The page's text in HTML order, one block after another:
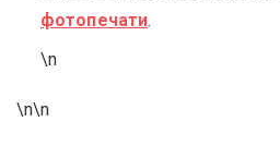
фотопечати.
\n
\n\n